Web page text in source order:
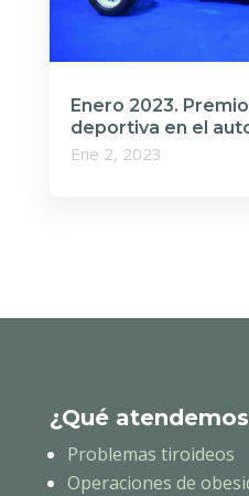
Enero 2023.
deportiva en el
Ene 2, 2023
¿Qué
Problemas tiroideos
Operaciones de